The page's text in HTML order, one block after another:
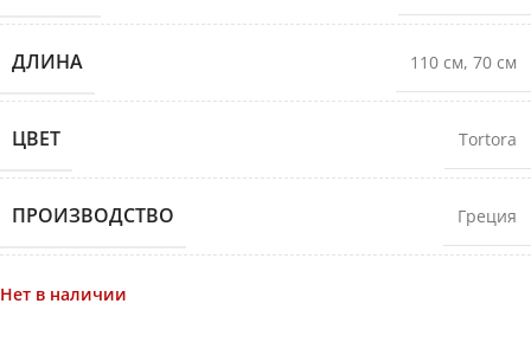
ДЛИНА 110 см, 70 см
ЦВЕТ Tortora
ПРОИЗВОДСТВО Греция
Нет в наличии